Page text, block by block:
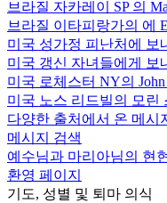
브라질 자카레이 SP 의
브라질 이타피랑가의 에
미국 성가정 피난처에 보
미국 갱신 자녀들에게 보
미국 로체스터 NY의
미국 노스 리드빌의 모린
다양한 출처에서 온 메시
메시지 검색
예수님과 마리아님의 현현
환영 페이지
기도, 성별 및 퇴마 의식